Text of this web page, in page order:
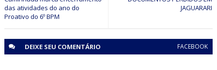
JAGUARARI
das atividades do ano do
DEIXE SEU COMENTÁRIO FACEBOOK